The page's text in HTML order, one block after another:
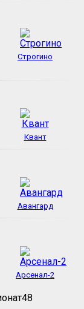
Строгино
Квант
Авангард
Арсенал-2